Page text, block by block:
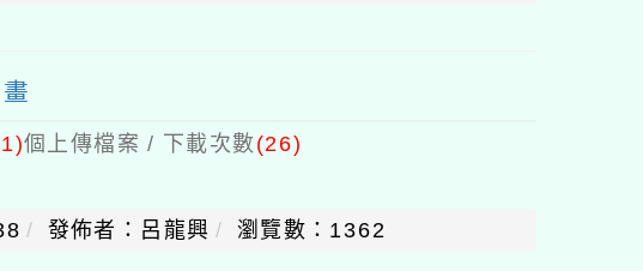
個上傳檔案 / 下載次數(26)
發佈者：呂龍興 瀏覽數：1362